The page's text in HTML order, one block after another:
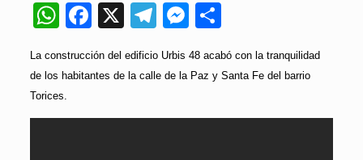
WhatsApp
Facebook
X Telegram
Messenger
La construcción del edificio Urbis 48 acabó con la tranquilidad
de los habitantes de la calle de la Paz y Santa Fe del barrio
Torices.